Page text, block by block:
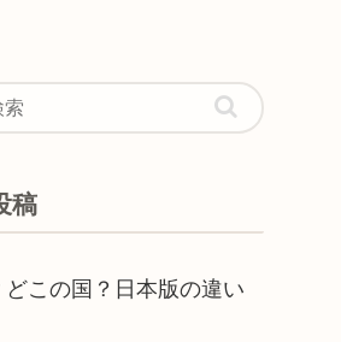
稿
この国？日本版の違い